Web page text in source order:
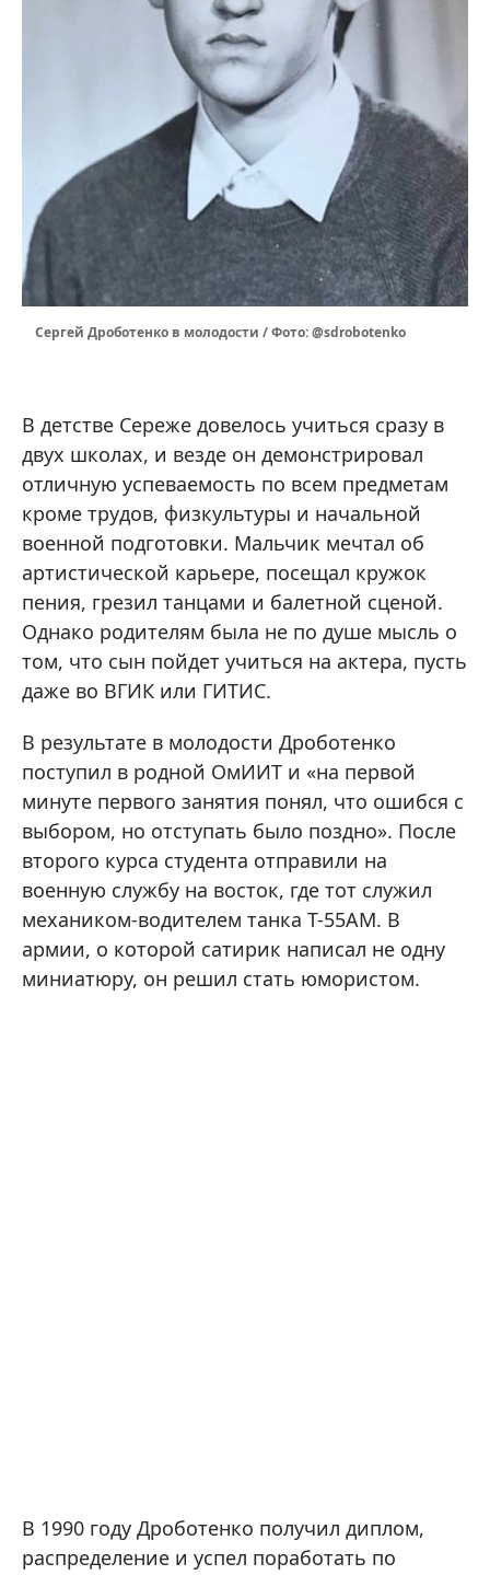
Сергей Дроботенко в молодости / Фото: @sdrobotenko
В детстве Сереже довелось учиться сразу в
двух школах, и везде он демонстрировал
отличную успеваемость по всем предметам
кроме трудов, физкультуры и начальной
военной подготовки. Мальчик мечтал об
артистической карьере, посещал кружок
пения, грезил танцами и балетной сценой.
Однако родителям была не по душе мысль о
том, что сын пойдет учиться на актера, пусть
даже во ВГИК или ГИТИС.
В результате в молодости Дроботенко
поступил в родной ОмИИТ и «на первой
минуте первого занятия понял, что ошибся с
выбором, но отступать было поздно». После
второго курса студента отправили на
военную службу на восток, где тот служил
механиком-водителем танка Т-55АМ. В
армии, о которой сатирик написал не одну
миниатюру, он решил стать юмористом.
В 1990 году Дроботенко получил диплом,
распределение и успел поработать по